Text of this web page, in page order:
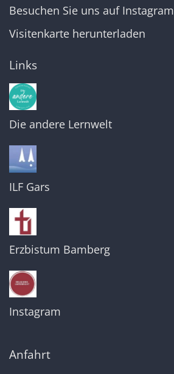
Besuchen Sie uns auf Instagram
Visitenkarte herunterladen
Links
Die andere Lernwelt
ILF Gars
Erzbistum Bamberg
Instagram
Anfahrt